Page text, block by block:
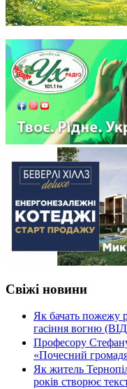
Свіжі новини
Як бачать пожежу
гасіння вогню
Професору
«Почесний
Як житель
років створює